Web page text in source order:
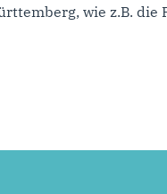
wie z.B.